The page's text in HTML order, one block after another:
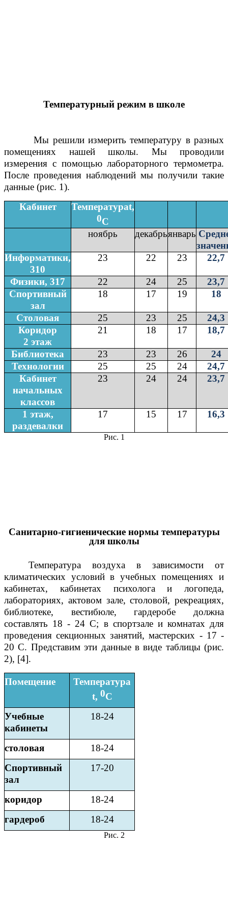
Температурный режим в школе
Мы решили измерить температуру в разных
помещениях нашей школы. Мы проводили
измерения с помощью лабораторного термометра.
После проведения наблюдений мы получили такие
данные (рис. 1).
Кабинет
Температураt,
0С
ноябрь
декабрьянварь
Информатики,
310
23 22 23 22,7
Физики, 317 22 24 25
23,7
Спортивный
зал
18 17 19 18
Столовая 25 23 25
24,3
Коридор
2 этаж
21 18 17 18,7
Библиотека 23 23 26
24
Технологии
25 25 24
24,7
Кабинет
начальных
классов
23 24 24 23,7
1 этаж,
раздевалки
17 15 17 16,3
Рис. 1
Санитарно-гигиенические нормы температуры
для школы
Температура воздуха в зависимости от
климатических условий в учебных помещениях и
кабинетах, кабинетах психолога и логопеда,
лабораториях, актовом зале, столовой, рекреациях,
библиотеке, вестибюле, гардеробе должна
составлять 18 - 24 С; в спортзале и комнатах для
проведения секционных занятий, мастерских - 17 -
20 С. Представим эти данные в виде таблицы (рис.
2), [4].
Помещение
Температура
t, 0С
Учебные
кабинеты
18-24
столовая
18-24
Спортивный
зал
17-20
коридор
18-24
гардероб
18-24
Рис. 2